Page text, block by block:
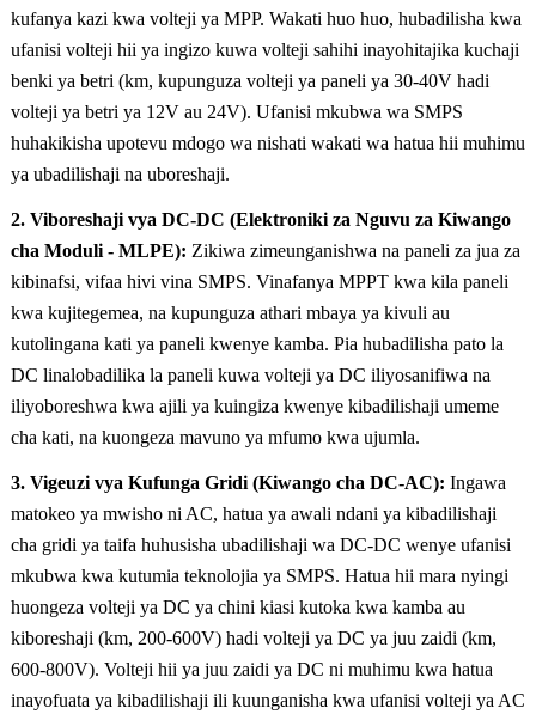
kufanya kazi kwa volteji ya MPP. Wakati huo huo, hubadilisha kwa
ufanisi volteji hii ya ingizo kuwa volteji sahihi inayohitajika kuchaji
benki ya betri (km, kupunguza volteji ya paneli ya 30-40V hadi
volteji ya betri ya 12V au 24V). Ufanisi mkubwa wa SMPS
huhakikisha upotevu mdogo wa nishati wakati wa hatua hii muhimu
ya ubadilishaji na uboreshaji.
2. Viboreshaji vya DC-DC (Elektroniki za Nguvu za Kiwango
cha Moduli - MLPE): Zikiwa zimeunganishwa na paneli za jua za
kibinafsi, vifaa hivi vina SMPS. Vinafanya MPPT kwa kila paneli
kwa kujitegemea, na kupunguza athari mbaya ya kivuli au
kutolingana kati ya paneli kwenye kamba. Pia hubadilisha pato la
DC linalobadilika la paneli kuwa volteji ya DC iliyosanifiwa na
iliyoboreshwa kwa ajili ya kuingiza kwenye kibadilishaji umeme
cha kati, na kuongeza mavuno ya mfumo kwa ujumla.
3. Vigeuzi vya Kufunga Gridi (Kiwango cha DC-AC): Ingawa
matokeo ya mwisho ni AC, hatua ya awali ndani ya kibadilishaji
cha gridi ya taifa huhusisha ubadilishaji wa DC-DC wenye ufanisi
mkubwa kwa kutumia teknolojia ya SMPS. Hatua hii mara nyingi
huongeza volteji ya DC ya chini kiasi kutoka kwa kamba au
kiboreshaji (km, 200-600V) hadi volteji ya DC ya juu zaidi (km,
600-800V). Volteji hii ya juu zaidi ya DC ni muhimu kwa hatua
inayofuata ya kibadilishaji ili kuunganisha kwa ufanisi volteji ya AC